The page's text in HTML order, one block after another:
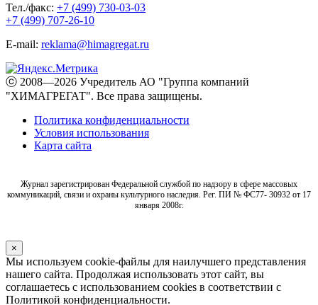
Тел./факс: +7 (499) 730-03-03
+7 (499) 707-26-10
E-mail: reklama@himagregat.ru
ⓒ 2008—2026 Учредитель АО "Группа компаний
"ХИМАГРЕГАТ". Все права защищены.
Политика конфиденциальности
Условия использования
Карта сайта
Журнал зарегистрирован Федеральной службой по надзору в сфере массовых
коммуникаций, связи и охраны культурного наследия. Рег. ПИ № ФС77- 30932 от 17
января 2008г.
×
Мы используем cookie-файлы для наилучшего представления
нашего сайта. Продолжая использовать этот сайт, вы
соглашаетесь с использованием cookies в соответствии с
Политикой конфиденциальности.